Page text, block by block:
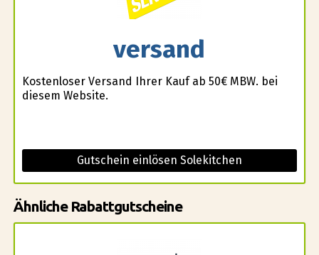
versand
Kostenloser Versand Ihrer Kauf ab 50€ MBW. bei
diesem Website.
Gutschein einlösen Solekitchen
Ähnliche Rabattgutscheine